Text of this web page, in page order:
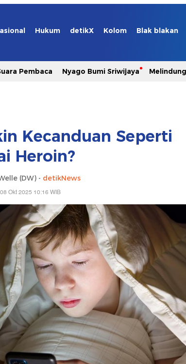
Hukum detikX Kolom Blak blakan
Pembaca Nyago Bumi Sriwijaya
Kecanduan Seperti
Heroin?
(DW) - detikNews
Okt 2025 10:16 WIB